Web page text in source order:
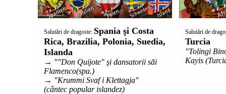
Salutări de dragoste: Spania şi Costa
Rica, Brazilia, Polonia, Suedia,
Islanda
→ ""Don Quijote" şi dansatorii săi
Flamenco(spa.)
→ "Krummi Svaf i Klettagja"
(cântec popular islandez)
Salutări de
Turcia
"Tolingi
Kayis